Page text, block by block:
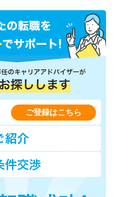
ご登録はこちら